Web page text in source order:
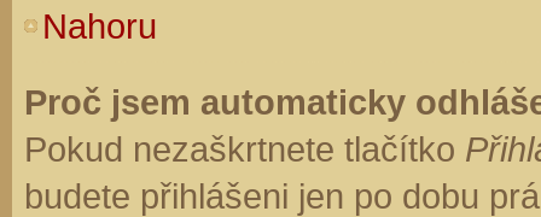
Nahoru
Proč jsem automaticky
Pokud nezaškrtnete tlačítko
budete přihlášeni jen po dobu